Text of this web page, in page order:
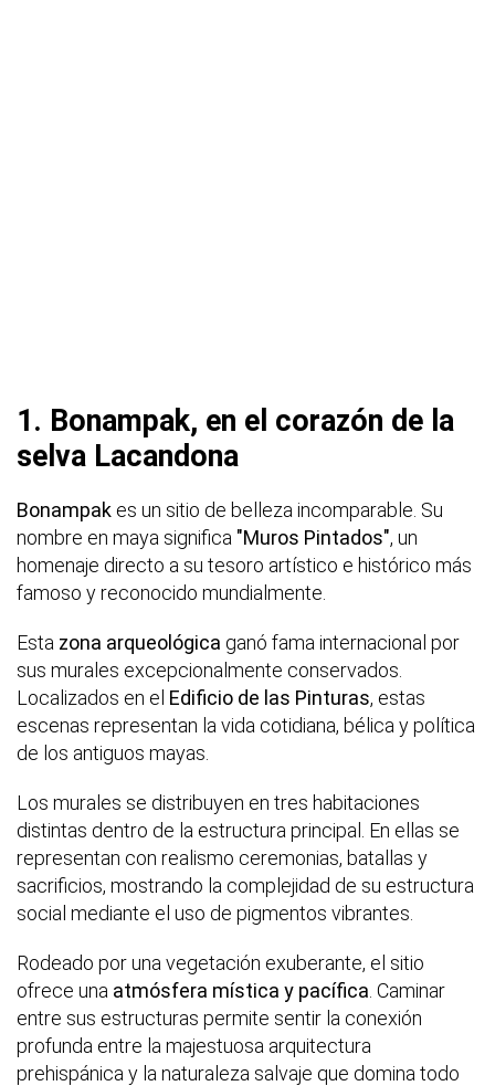
1. Bonampak, en el corazón de la
selva Lacandona
Bonampak es un sitio de belleza incomparable. Su
nombre en maya significa "Muros Pintados", un
homenaje directo a su tesoro artístico e histórico más
famoso y reconocido mundialmente.
Esta zona arqueológica ganó fama internacional por
sus murales excepcionalmente conservados.
Localizados en el Edificio de las Pinturas, estas
escenas representan la vida cotidiana, bélica y política
de los antiguos mayas.
Los murales se distribuyen en tres habitaciones
distintas dentro de la estructura principal. En ellas se
representan con realismo ceremonias, batallas y
sacrificios, mostrando la complejidad de su estructura
social mediante el uso de pigmentos vibrantes.
Rodeado por una vegetación exuberante, el sitio
ofrece una atmósfera mística y pacífica . Caminar
entre sus estructuras permite sentir la conexión
profunda entre la majestuosa arquitectura
prehispánica y la naturaleza salvaje que domina todo